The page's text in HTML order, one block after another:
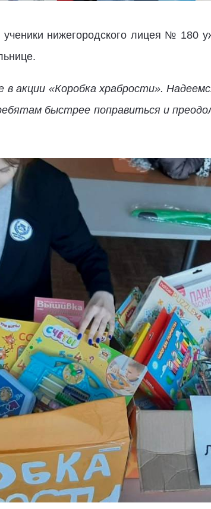
нижегородского лицея № 180
акции «Коробка храбрости».
быстрее поправиться и